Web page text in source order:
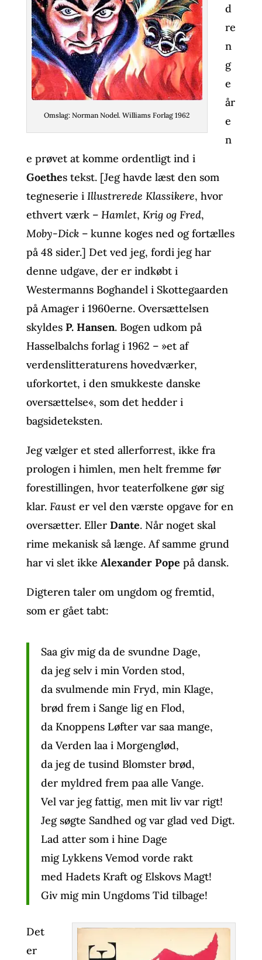
Omslag: Norman Nodel. Williams Forlag 1962
d
re
n
g
e
år
e
n
e prøvet at komme ordentligt ind i
Goethes tekst. [Jeg havde læst den som
tegneserie i Illustrerede Klassikere, hvor
ethvert værk – Hamlet, Krig og Fred,
Moby-Dick– kunne koges ned og fortælles
på 48 sider.] Det ved jeg, fordi jeg har
denne udgave, der er indkøbt i
Westermanns Boghandel i Skottegaarden
på Amager i 1960erne. Oversættelsen
skyldes P. Hansen. Bogen udkom på
Hasselbalchs forlag i 1962 – »et af
verdenslitteraturens hovedværker,
uforkortet, i den smukkeste danske
oversættelse«, som det hedder i
bagsideteksten.
Jeg vælger et sted allerforrest, ikke fra
prologen i himlen, men helt fremme før
forestillingen, hvor teaterfolkene gør sig
klar. Fauster vel den værste opgave for en
oversætter. Eller Dante. Når noget skal
rime mekanisk så længe. Af samme grund
har vi slet ikke Alexander Pope på dansk.
Digteren taler om ungdom og fremtid,
som er gået tabt:
Saa giv mig da de svundne Dage,
da jeg selv i min Vorden stod,
da svulmende min Fryd, min Klage,
brød frem i Sange lig en Flod,
da Knoppens Løfter var saa mange,
da Verden laa i Morgenglød,
da jeg de tusind Blomster brød,
der myldred frem paa alle Vange.
Vel var jeg fattig, men mit liv var rigt!
Jeg søgte Sandhed og var glad ved Digt.
Lad atter som i hine Dage
mig Lykkens Vemod vorde rakt
med Hadets Kraft og Elskovs Magt!
Giv mig min Ungdoms Tid tilbage!
Det
er